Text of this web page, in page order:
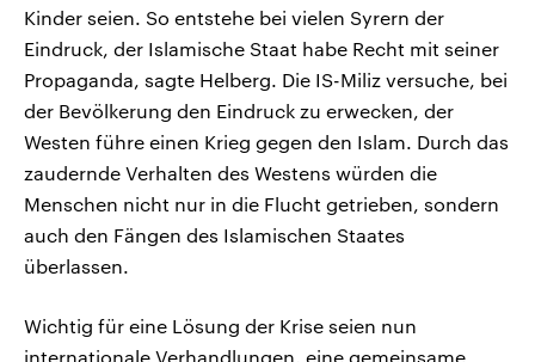
Kinder seien. So entstehe bei vielen Syrern der
Eindruck, der Islamische Staat habe Recht mit seiner
Propaganda, sagte Helberg. Die IS-Miliz versuche, bei
der Bevölkerung den Eindruck zu erwecken, der
Westen führe einen Krieg gegen den Islam. Durch das
zaudernde Verhalten des Westens würden die
Menschen nicht nur in die Flucht getrieben, sondern
auch den Fängen des Islamischen Staates
überlassen.
Wichtig für eine Lösung der Krise seien nun
internationale Verhandlungen, eine gemeinsame